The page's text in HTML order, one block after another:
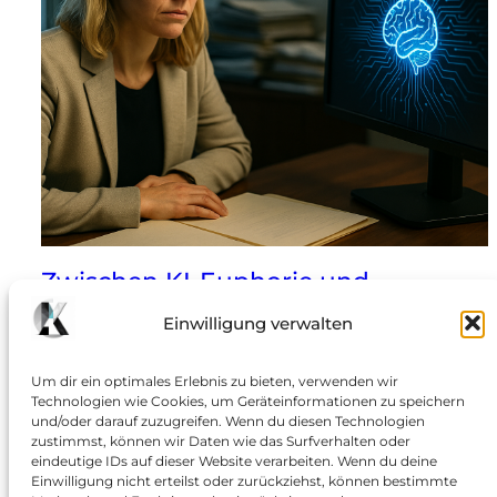
Einwilligung verwalten
Um dir ein optimales Erlebnis zu bieten, verwenden wir
Technologien wie Cookies, um Geräteinformationen zu speichern
und/oder darauf zuzugreifen. Wenn du diesen Technologien
zustimmst, können wir Daten wie das Surfverhalten oder
eindeutige IDs auf dieser Website verarbeiten. Wenn du deine
Einwilligung nicht erteilst oder zurückziehst, können bestimmte
Zwischen KI-Euphorie und
Verwaltungsrealität
Strukturen, Fachkräftemangel und ökologischen
Widersprüchen scheitert: „Die künstliche Intelligenz
wird die Papierberge in den Ämtern beseitigen und
die Verwaltung effizienter machen“ – mit dieser Vision